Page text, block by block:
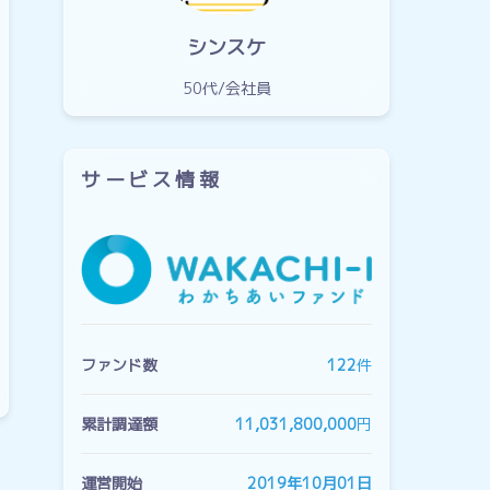
シンスケ
50代 会社員
サービス情報
ファンド数 122件
累計調達額 11,031,800,000円
運営開始 2019年10月01日